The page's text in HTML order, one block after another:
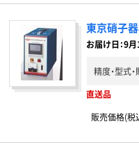
東京硝子
お届け日：9月
精度・型式
直送品
販売価格(税